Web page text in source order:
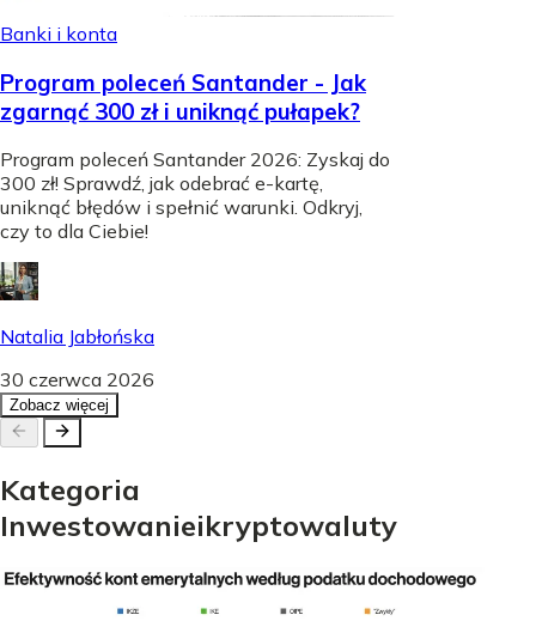
Banki i konta
Program poleceń Santander - Jak
zgarnąć 300 zł i uniknąć pułapek?
Program poleceń Santander 2026: Zyskaj do
300 zł! Sprawdź, jak odebrać e-kartę,
uniknąć błędów i spełnić warunki. Odkryj,
czy to dla Ciebie!
Natalia Jabłońska
30 czerwca 2026
Zobacz więcej
Kategoria
Inwestowanieikryptowaluty